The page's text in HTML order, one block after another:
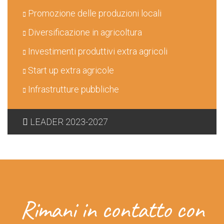
Promozione delle produzioni locali
Diversificazione in agricoltura
Investimenti produttivi extra agricoli
Start up extra agricole
Infrastrutture pubbliche
LEADER 2023-2027
Rimani in contatto con